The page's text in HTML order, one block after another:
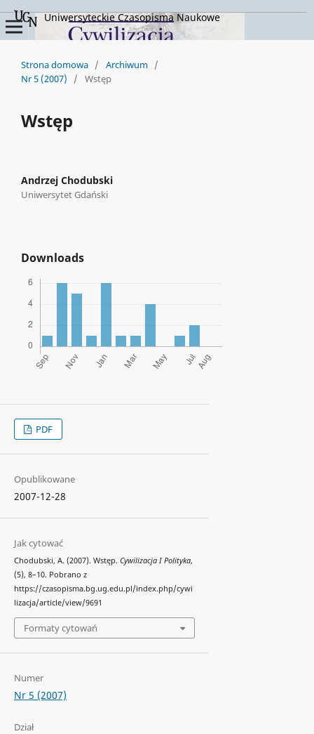
Uniwersyteckie Czasopisma Naukowe
Strona domowa / Archiwum /
Nr 5 (2007)
/ Wstęp
Wstęp
Andrzej Chodubski
Uniwersytet Gdański
Downloads
PDF
Opublikowane
2007-12-28
Jak cytować
Chodubski, A. (2007). Wstęp. Cywilizacja I Polityka,
(5), 8–10. Pobrano z
https://czasopisma.bg.ug.edu.pl/index.php/cywi
lizacja/article/view/9691
Formaty cytowań
Numer
Nr 5 (2007)
Dział